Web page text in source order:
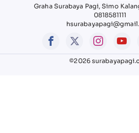
Graha Surabaya Pagi, Simo
0818581111
©2026